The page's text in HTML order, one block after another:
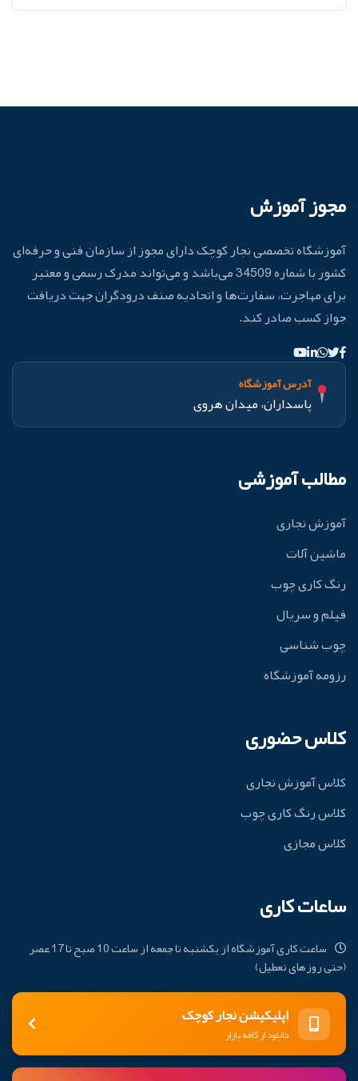
مجوز آموزش
آموزشگاه تخصصی نجار کوچک دارای مجوز از سازمان فنی و حرفه‌ای
کشور با شماره 34509 می‌باشد و می‌تواند مدرک رسمی و معتبر
برای مهاجرت، سفارت‌ها و اتحادیه صنف درودگران جهت دریافت
جواز کسب صادر کند.
آدرس آموزشگاه
پاسداران، میدان هروی
مطالب آموزشی
آموزش نجاری
ماشین آلات
رنگ کاری چوب
فیلم و سریال
چوب شناسی
رزومه آموزشگاه
کلاس حضوری
کلاس آموزش نجاری
کلاس رنگ کاری چوب
کلاس مجازی
ساعات کاری
ساعت کاری آموزشگاه از یکشنبه تا جمعه از ساعت 10 صبح تا 17 عصر
(حتی روزهای تعطیل)
اپلیکیشن نجار کوچک
دانلود از کافه بازار